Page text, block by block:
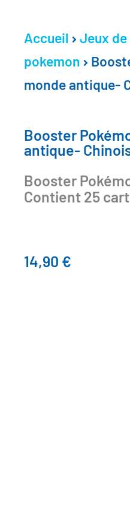
Accueil Jeux
pokemon
monde antique-
Booster
antique-
Booster
Contient 25
14,90 €